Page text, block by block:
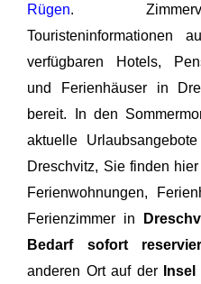
Rügen.
Touristeninformationen
verfügbaren Hotels,
und Ferienhäuser in
bereit. In den
aktuelle
Dreschvitz, Sie finden
Ferienwohnungen,
Ferienzimmer in
Bedarf sofort
anderen Ort auf der